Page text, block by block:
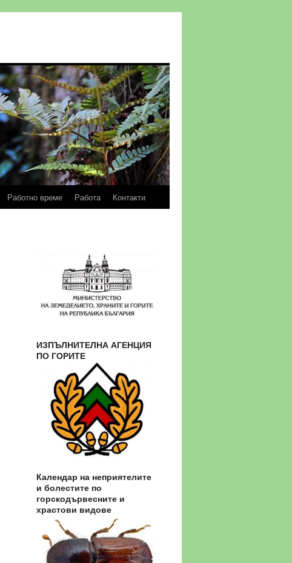
Работно време Работа Контакти
ИЗПЪЛНИТЕЛНА АГЕНЦИЯ
ПО ГОРИТЕ
Календар на неприятелите
и болестите по
горскодървесните и
храстови видове